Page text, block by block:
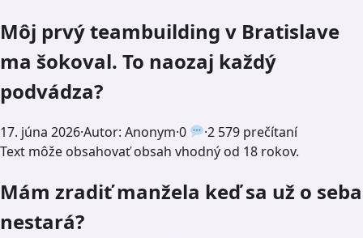
Môj prvý teambuilding v Bratislave
ma šokoval. To naozaj každý
podvádza?
17. júna 2026·Autor: Anonym·0 ·2 579 prečítaní
Text môže obsahovať obsah vhodný od 18 rokov.
Mám zradiť manžela keď sa už o seba
nestará?